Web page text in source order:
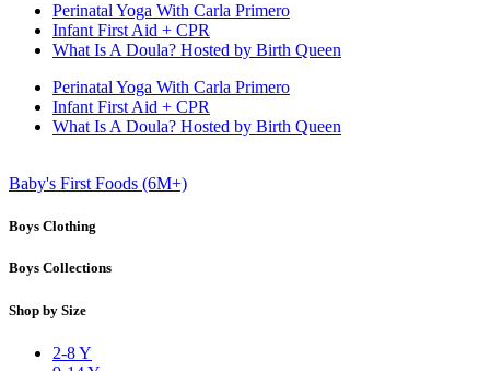
Perinatal Yoga With Carla Primero
Infant First Aid + CPR
What Is A Doula? Hosted by Birth Queen
Perinatal Yoga With Carla Primero
Infant First Aid + CPR
What Is A Doula? Hosted by Birth Queen
Baby's First Foods (6M+)
Boys Clothing
Boys Collections
Shop by Size
2-8 Y